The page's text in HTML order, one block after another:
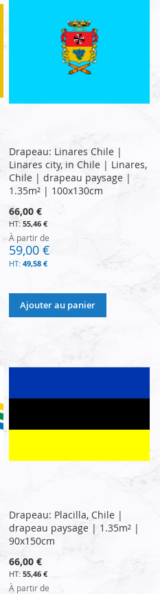
Drapeau: Linares Chile |
Linares city, in Chile | Linares,
Chile | drapeau paysage |
1.35m² | 100x130cm
66,00 €
55,46 €
À partir de
59,00 €
49,58 €
Ajouter au panier
Drapeau: Placilla, Chile |
drapeau paysage | 1.35m² |
90x150cm
66,00 €
55,46 €
À partir de